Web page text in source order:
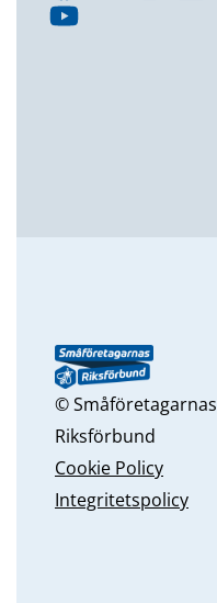
© Småföretagarnas
Riksförbund
Cookie Policy
Integritetspolicy